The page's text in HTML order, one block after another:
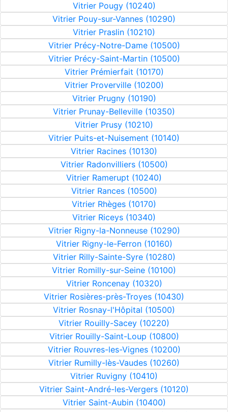
Vitrier Pougy (10240)
Vitrier Pouy-sur-Vannes (10290)
Vitrier Praslin (10210)
Vitrier Précy-Notre-Dame (10500)
Vitrier Précy-Saint-Martin (10500)
Vitrier Prémierfait (10170)
Vitrier Proverville (10200)
Vitrier Prugny (10190)
Vitrier Prunay-Belleville (10350)
Vitrier Prusy (10210)
Vitrier Puits-et-Nuisement (10140)
Vitrier Racines (10130)
Vitrier Radonvilliers (10500)
Vitrier Ramerupt (10240)
Vitrier Rances (10500)
Vitrier Rhèges (10170)
Vitrier Riceys (10340)
Vitrier Rigny-la-Nonneuse (10290)
Vitrier Rigny-le-Ferron (10160)
Vitrier Rilly-Sainte-Syre (10280)
Vitrier Romilly-sur-Seine (10100)
Vitrier Roncenay (10320)
Vitrier Rosières-près-Troyes (10430)
Vitrier Rosnay-l'Hôpital (10500)
Vitrier Rouilly-Sacey (10220)
Vitrier Rouilly-Saint-Loup (10800)
Vitrier Rouvres-les-Vignes (10200)
Vitrier Rumilly-lès-Vaudes (10260)
Vitrier Ruvigny (10410)
Vitrier Saint-André-les-Vergers (10120)
Vitrier Saint-Aubin (10400)